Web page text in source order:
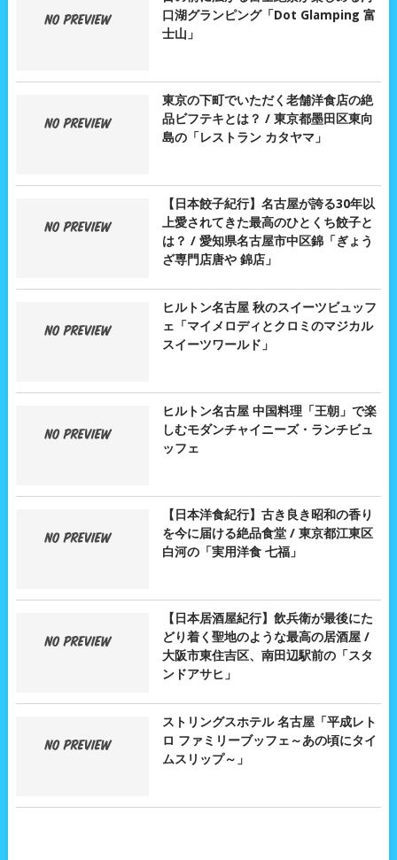
口湖グランピング「Dot Glamping 富
士山」
東京の下町でいただく老舗洋食店の絶
品ビフテキとは？ / 東京都墨田区東向
島の「レストラン カタヤマ」
【日本餃子紀行】名古屋が誇る30年以
上愛されてきた最高のひとくち餃子と
は？ / 愛知県名古屋市中区錦「ぎょう
ざ専門店唐や 錦店」
ヒルトン名古屋 秋のスイーツビュッフ
ェ「マイメロディとクロミのマジカル
スイーツワールド」
ヒルトン名古屋 中国料理「王朝」で楽
しむモダンチャイニーズ・ランチビュ
ッフェ
【日本洋食紀行】古き良き昭和の香り
を今に届ける絶品食堂 / 東京都江東区
白河の「実用洋食 七福」
【日本居酒屋紀行】飲兵衛が最後にた
どり着く聖地のような最高の居酒屋 /
大阪市東住吉区、南田辺駅前の「スタ
ンドアサヒ」
ストリングスホテル 名古屋「平成レト
ロ ファミリーブッフェ～あの頃にタイ
ムスリップ～」